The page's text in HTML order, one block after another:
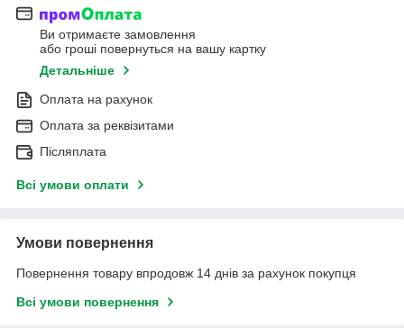
Ви отримаєте замовлення
або гроші повернуться на вашу картку
Детальніше
Оплата на рахунок
Оплата за реквізитами
Післяплата
Всі умови оплати
Умови повернення
Повернення товару впродовж 14 днів за рахунок покупця
Всі умови повернення